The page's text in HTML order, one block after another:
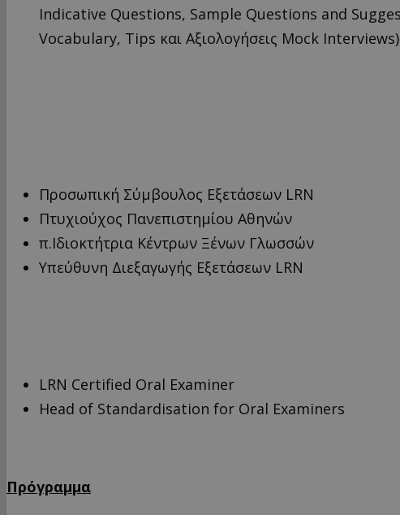
Indicative Questions, Sample Questions and
Vocabulary, Tips και Aξιολογήσεις Mock Interviews)
Προσωπική Σύμβουλος Εξετάσεων LRN
Πτυχιούχος Πανεπιστημίου Αθηνών
π.Ιδιοκτήτρια Κέντρων Ξένων Γλωσσών
Υπεύθυνη Διεξαγωγής Εξετάσεων LRN
LRN Certified Oral Examiner
Head of Standardisation for Oral Examiners
Πρόγραμμα